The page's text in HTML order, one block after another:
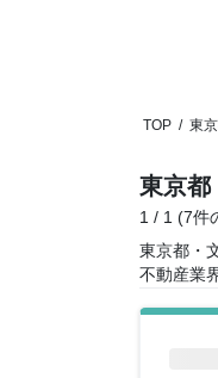
TOP / 東
東京都
1 / 1 (7件
東京都・
不動産業